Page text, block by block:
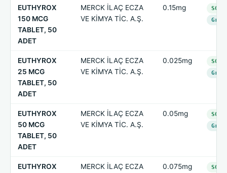
EUTHYROX
150 MCG
TABLET, 50
ADET
MERCK İLAÇ ECZA
VE KİMYA TİC. A.Ş.
0.15mg
EUTHYROX
25 MCG
TABLET, 50
ADET
MERCK İLAÇ ECZA
VE KİMYA TİC. A.Ş.
0.025mg
EUTHYROX
50 MCG
TABLET, 50
ADET
MERCK İLAÇ ECZA
VE KİMYA TİC. A.Ş.
0.05mg
EUTHYROX
MERCK İLAÇ ECZA
0.075mg